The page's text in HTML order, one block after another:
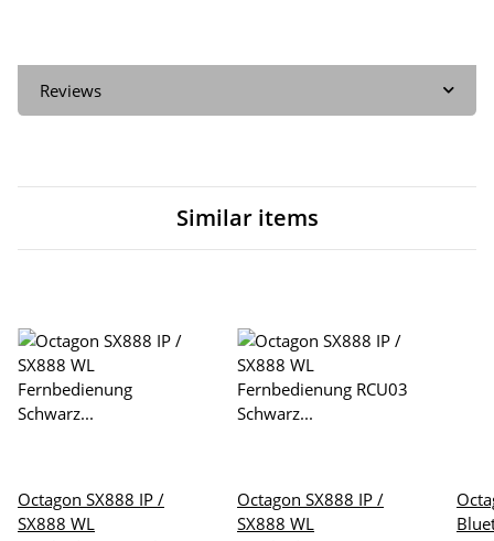
Reviews
Similar items
Octagon SX888 IP /
SX888 WL
Octagon SX888 IP /
SX888 WL